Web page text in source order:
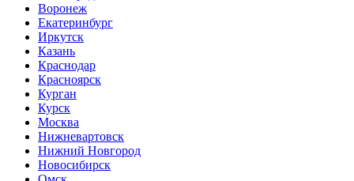
Воронеж
Екатеринбург
Иркутск
Казань
Краснодар
Красноярск
Курган
Курск
Москва
Нижневартовск
Нижний Новгород
Новосибирск